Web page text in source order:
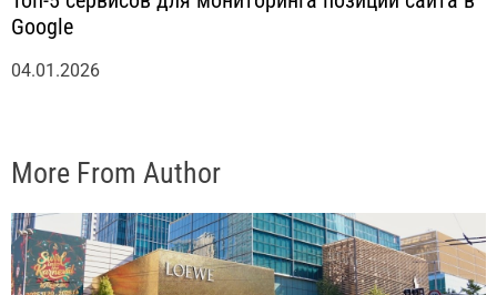
Google
04.01.2026
More From Author